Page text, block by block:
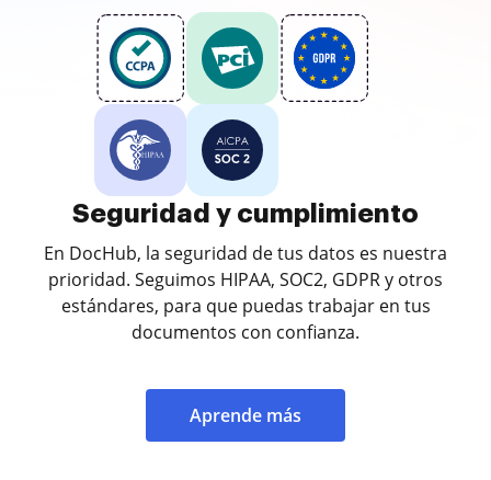
Seguridad y cumplimiento
En DocHub, la seguridad de tus datos es nuestra
prioridad. Seguimos HIPAA, SOC2, GDPR y otros
estándares, para que puedas trabajar en tus
documentos con confianza.
Aprende más